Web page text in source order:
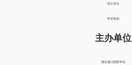
观众报名
学术培训
主办单位
湖北省口腔医学会